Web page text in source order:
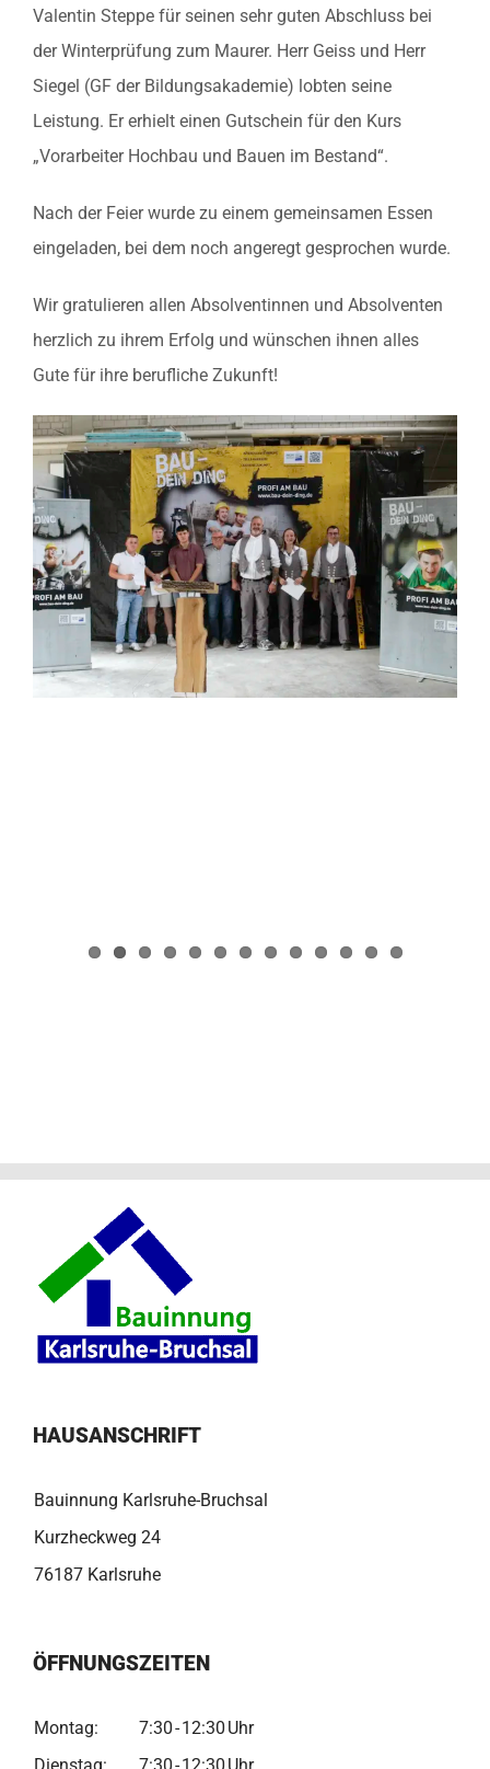
Valentin Steppe für seinen sehr guten Abschluss bei
der Winterprüfung zum Maurer. Herr Geiss und Herr
Siegel (GF der Bildungsakademie) lobten seine
Leistung. Er erhielt einen Gutschein für den Kurs
„Vorarbeiter Hochbau und Bauen im Bestand“.
Nach der Feier wurde zu einem gemeinsamen Essen
eingeladen, bei dem noch angeregt gesprochen wurde.
Wir gratulieren allen Absolventinnen und Absolventen
herzlich zu ihrem Erfolg und wünschen ihnen alles
Gute für ihre berufliche Zukunft!
HAUSANSCHRIFT
Bauinnung Karlsruhe-Bruchsal
Kurzheckweg 24
76187 Karlsruhe
ÖFFNUNGSZEITEN
Montag: 7:30-12:30 Uhr